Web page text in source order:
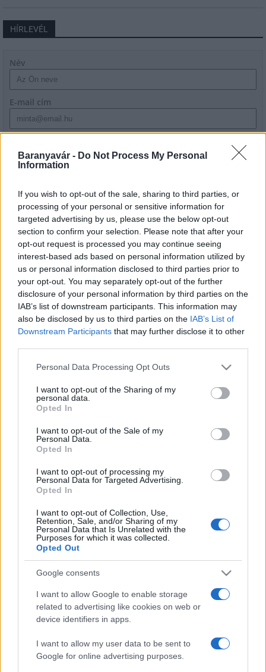
Baranyavár - Do Not Process My Personal
Information
If you wish to opt-out of the sale, sharing to third parties, or
processing of your personal or sensitive information for
targeted advertising by us, please use the below opt-out
section to confirm your selection. Please note that after your
opt-out request is processed you may continue seeing
interest-based ads based on personal information utilized by
us or personal information disclosed to third parties prior to
your opt-out. You may separately opt-out of the further
disclosure of your personal information by third parties on the
IAB’s list of downstream participants. This information may
also be disclosed by us to third parties on the IAB’s List of
Downstream Participants that may further disclose it to other
Please note that this website/app uses one or more Google
not limited to your visit or usage behaviour. You may click to
grant or deny consent to Google and its third-party tags to
use your data for below specified purposes in below Google
consent section.
Personal Data Processing Opt Outs
I want to opt-out of the Sharing of my
personal data.
Opted In
I want to opt-out of the Sale of my
Personal Data.
Opted In
I want to opt-out of processing my
Personal Data for Targeted Advertising.
Opted In
I want to opt-out of Collection, Use,
Retention, Sale, and/or Sharing of my
Personal Data that Is Unrelated with the
Purposes for which it was collected.
Opted Out
Google consents
I want to allow Google to enable storage
related to advertising like cookies on web or
device identifiers in apps.
I want to allow my user data to be sent to
Google for online advertising purposes.
HÍRLEVÉL
Név
E-mail cím
szabályzatot!
HÍRDETÉS
LEGFRISSEBB
Helyi hírek
Amire többmillióan vártunk: szombattól
másodfokúra csökken a riasztás
Országos hírek
továbbképzésekkel erősít a Gál Ferenc
Egyetem
Országos hírek
HÍRDETÉS
HÍRDETÉS
LEGOLVASOTTABB